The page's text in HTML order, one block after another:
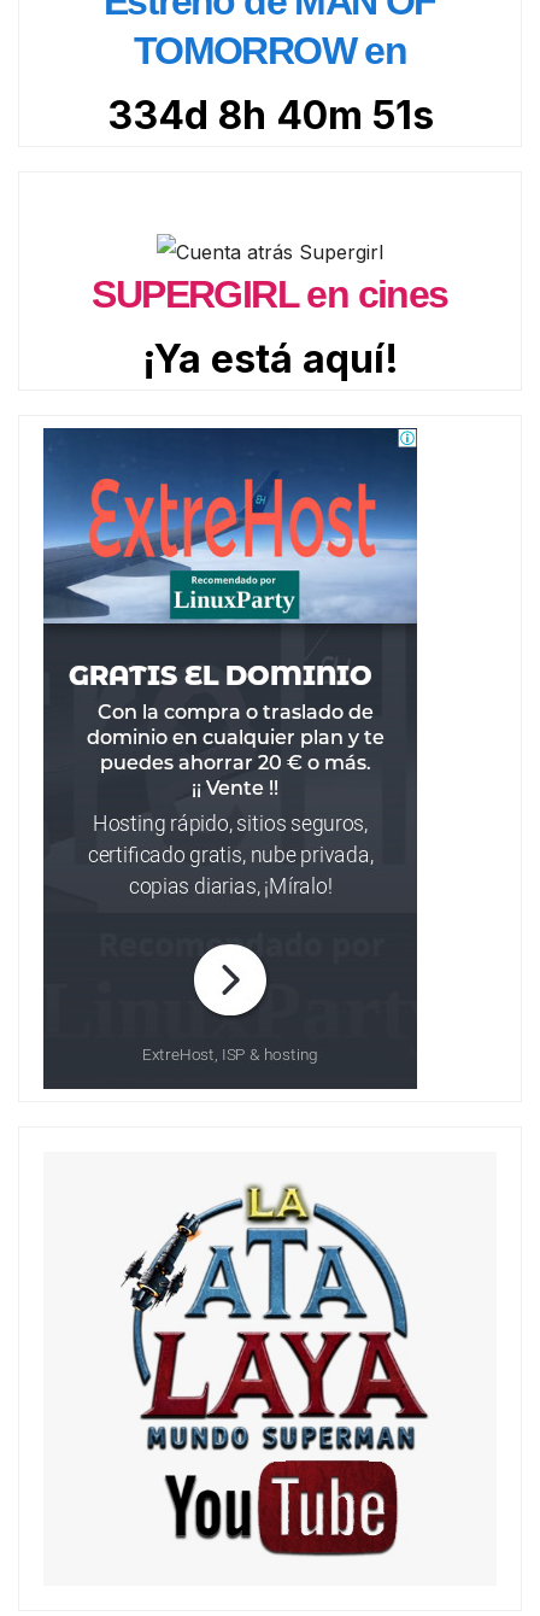
TOMORROW en
334d 8h 40m 50s
SUPERGIRL en cines
¡Ya está aquí!